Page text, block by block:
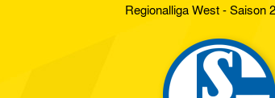
Ahnentafel
Regionalliga West - Saison